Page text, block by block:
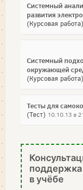
Системный
развития
(Курсовая работа)
Системный
окружающей
(Курсовая работа)
Тесты для
(Тест) 10.10.13 в
поддержка
в учёбе